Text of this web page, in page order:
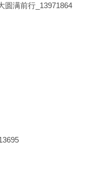
圆满前行_13971864